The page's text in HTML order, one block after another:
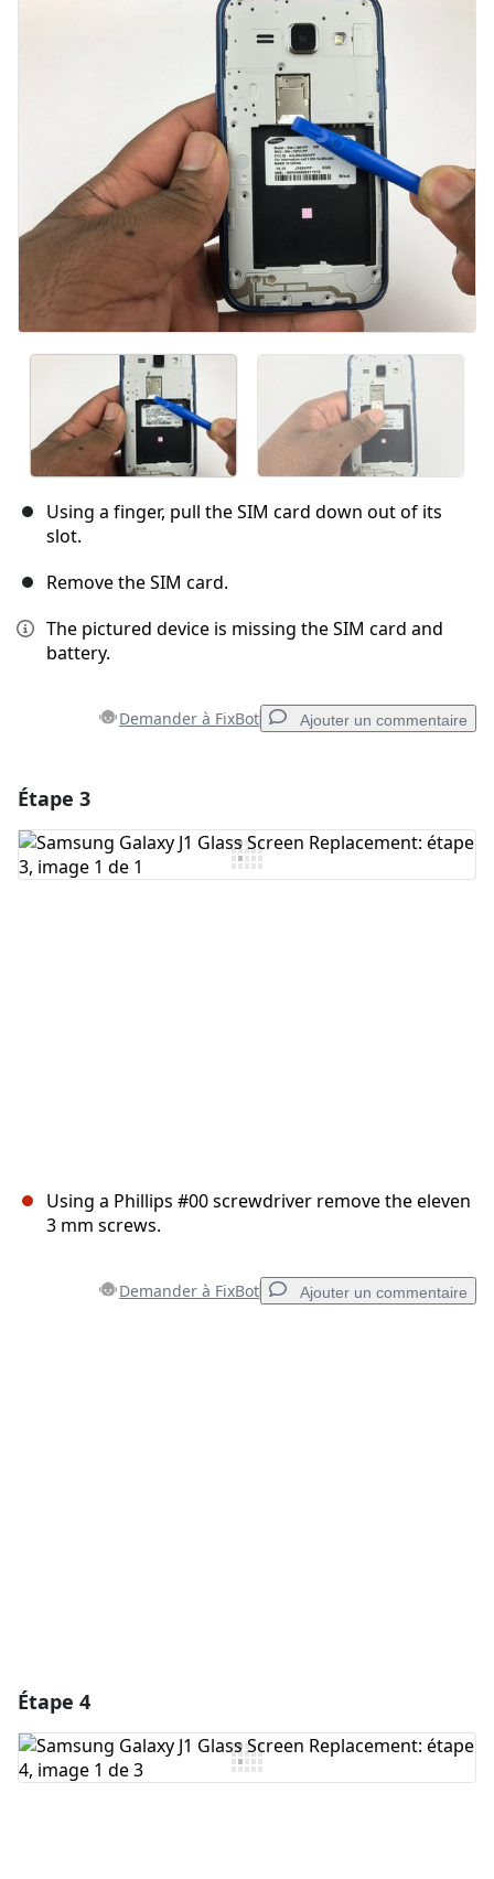
Ajouter un commentaire
Annuler Publier un commentaire
Using a finger, pull the SIM card down out of its
slot.
Remove the SIM card.
The pictured device is missing the SIM card and
battery.
Demander à FixBot Ajouter un commentaire
Ajouter un commentaire
Étape 3
Using a Phillips #00 screwdriver remove the eleven
3 mm screws.
Demander à FixBot Ajouter un commentaire
Étape 4